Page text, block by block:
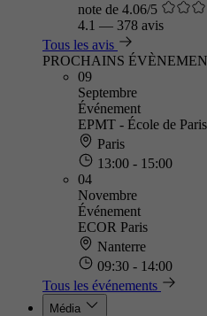
note de 4.06/5
4.1 — 378 avis
Tous les avis
PROCHAINS
09
Septembre
Événement
EPMT - École de
Paris
13:00 - 15:00
04
Novembre
Événement
ECOR Paris
Nanterre
09:30 - 14:00
Tous les événements
Média